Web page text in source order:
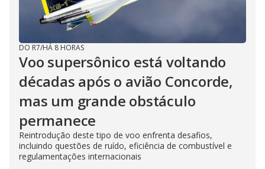
DO R7/HÁ 8 HORAS
Voo supersônico está voltando
décadas após o avião Concorde,
mas um grande obstáculo
permanece
Reintrodução deste tipo de voo enfrenta desafios,
incluindo questões de ruído, eficiência de combustível e
regulamentações internacionais